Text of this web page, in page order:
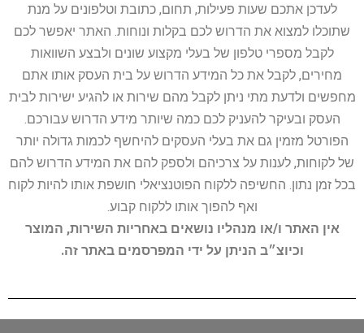
לעדכן אתכם שעות פעילות, תחום, כתובת וטלפונים על מנת
שתוכלו למצוא את הדרוש לכם בקלות ונוחות. האתר יאפשר לכם
לקבל מספרי טלפון של בעלי מקצוע שונים ולבצע השוואות
מחירים, לקבל את כל המידע הדרוש על בית העסק אותו אתם
מחפשים ולדעת מתי ניתן לקבל מהם שירות או להגיע ישירות לבית
העסק ובעיקר להעניק לכם כמה שיותר מידע הדרוש עבורכם.
הפורטל מזמין גם את בעלי העסקים להיחשף לכמות גדולה יותר
של לקוחות, לענות על צרכיהם ולספק להם את המידע הדרוש להם
בכל זמן נתון. החשיפה ללקוח הפוטנציאלי חושפת אותו להיות לקוח
ואף להפוך אותו ללקוח קבוע.
אין האתר ו/או מנהליו נושאים באחריות השירות, המוצר
וכיוצ״ב הניתן על ידי המפרסמים באתר זה.